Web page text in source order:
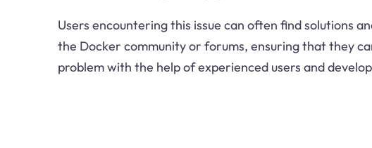
Users encountering this issue can often find solutions
the Docker community or forums, ensuring that they
problem with the help of experienced users and